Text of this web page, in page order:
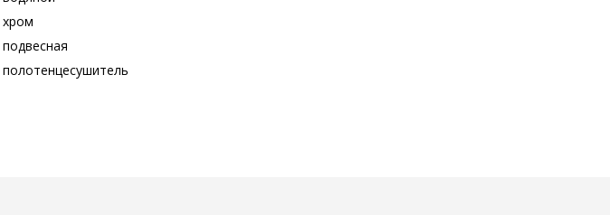
хром
подвесная
полотенцесушитель